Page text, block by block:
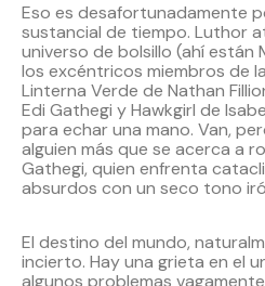
Eso es desafortunadamente
sustancial de tiempo. Luthor
universo de bolsillo (ahí
los excéntricos miembros de
Linterna Verde de Nathan
Edi Gathegi y Hawkgirl de
para echar una mano. Van,
alguien más que se acerca a
Gathegi, quien enfrenta
absurdos con un seco tono
El destino del mundo,
incierto. Hay una grieta en el
algunos problemas